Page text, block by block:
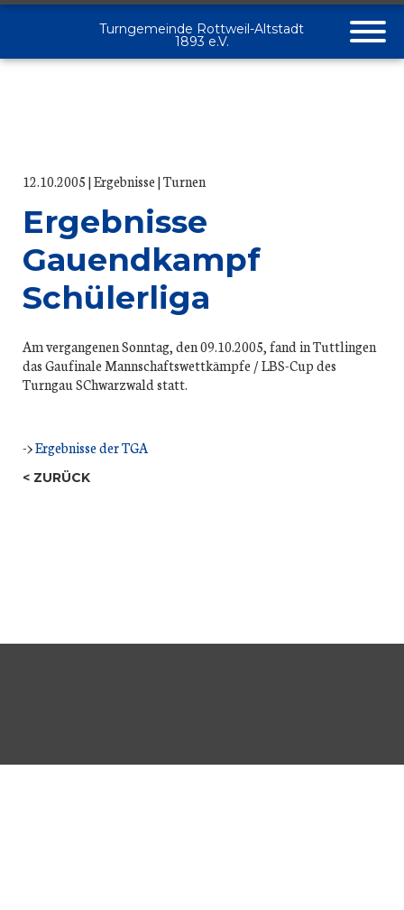
Turngemeinde Rottweil-Altstadt
1893 e.V.
12.10.2005 Ergebnisse Turnen
Ergebnisse
Gauendkampf
Schülerliga
Am vergangenen Sonntag, den 09.10.2005, fand in Tuttlingen
das Gaufinale Mannschaftswettkämpfe / LBS-Cup des
Turngau SChwarzwald statt.
->Ergebnisse der TGA
ZURÜCK